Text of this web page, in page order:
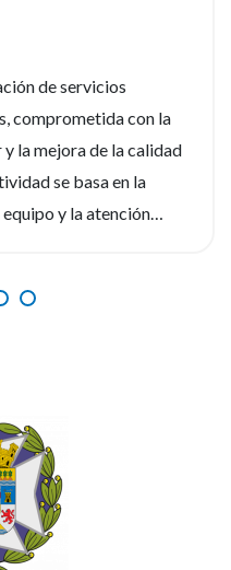
de servicios
comprometida con la
la mejora de la calidad
se basa en la
y la atención
a y deseas formar
al 950 62 06 06 o